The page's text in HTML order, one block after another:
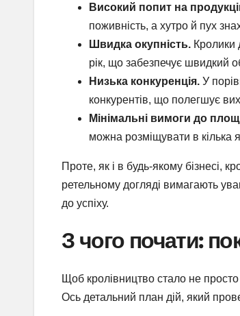
Високий попит на
поживність, а хутро й пух
Швидка окупність. Кролики
рік, що забезпечує швидкий
Низька конкуренція. У
конкурентів, що полегшує
Мінімальні вимоги до
можна розміщувати в кілька
Проте, як і в будь-якому бізнесі,
ретельному догляді вимагають
до успіху.
З чого почати:
Щоб кролівництво стало не
Ось детальний план дій, який